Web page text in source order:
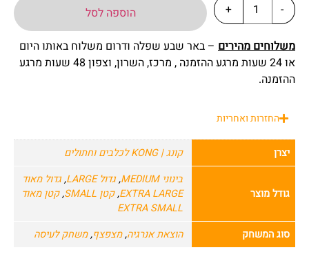
-
+
הוספה לסל
משלוחים מהירים – באר שבע שפלה ודרום משלוח באותו היום
או 24 שעות מרגע ההזמנה , מרכז, השרון, וצפון 48 שעות מרגע
ההזמנה.
החזרות ואחריות
יצרן קונג | KONG לכלבים וחתולים
גודל מוצר
בינוני MEDIUM ,גדול LARGE ,גדול מאוד
EXTRA LARGE
,קטן SMALL ,קטן מאוד
EXTRA SMALL
סוג המשחק
הוצאת אנרגיה,מצפצף,משחק לעיסה